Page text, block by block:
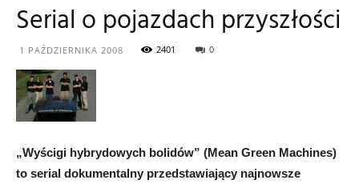
ekologiczna
Serial o pojazdach przyszłości
1 PAŹDZIERNIKA 2008 2401 0
„Wyścigi hybrydowych bolidów” (Mean Green Machines)
to serial dokumentalny przedstawiający najnowsze